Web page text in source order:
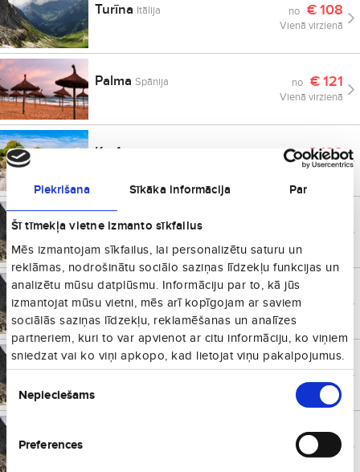
Piekrišana Sīkāka informācija Par
Šī tīmekļa vietne izmanto sīkfailus
Mēs izmantojam sīkfailus, lai personalizētu saturu un
reklāmas, nodrošinātu sociālo saziņas līdzekļu funkcijas un
analizētu mūsu datplūsmu. Informāciju par to, kā jūs
izmantojat mūsu vietni, mēs arī kopīgojam ar saviem
sociālās saziņas līdzekļu, reklamēšanas un analīzes
partneriem, kuri to var apvienot ar citu informāciju, ko viņiem
sniedzat vai ko viņi apkopo, kad lietojat viņu pakalpojumus.
Piekrišanas
izvēleNepieciešams
Preferences
Turīna Itālija no €108
Vienā virzienā
PalmaSpānija no €121
Vienā virzienā
Korfu no €122
Vienā virzienā
FrankfurteVācija
LūleoZviedrija no
UmeoZviedrija no €147
Vienā virzienā
no € 153
Vienā virzienā